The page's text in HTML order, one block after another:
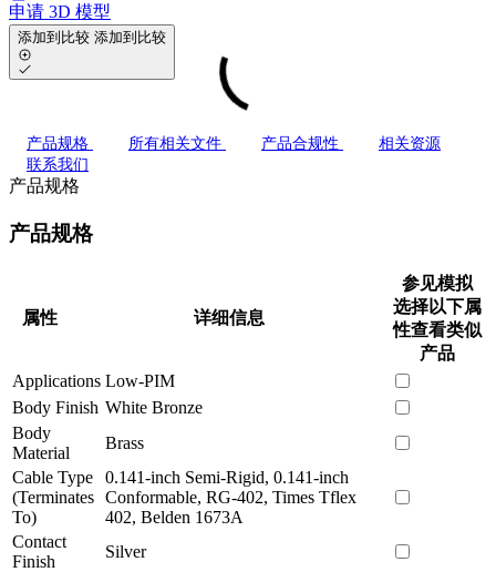
申请 3D 模型
添加到比较 添加到比较
产品规格 所有相关文件 产品合规性
相关资源
联系我们
产品规格
产品规格
属性 详细信息
参见模拟
选择以下属
性查看类似
产品
Applications Low-PIM
Body Finish White Bronze
Body
Material
Brass
Cable Type
(Terminates
To)
0.141-inch Semi-Rigid, 0.141-inch
Conformable, RG-402, Times Tflex
402, Belden 1673A
Contact
Finish
Silver